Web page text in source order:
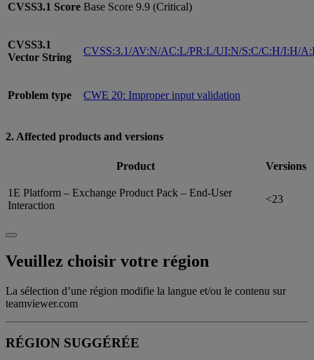
CVSS3.1 Score Base Score 9.9 (Critical)
CVSS3.1
Vector String
CVSS:3.1/AV:N/AC:L/PR:L/UI:N/S:C/C:H/I:H/
Problem type CWE 20: Improper input validation
2. Affected products and versions
Product Versions
1E Platform – Exchange Product Pack – End-User
Interaction
<23
Veuillez choisir votre région
La sélection d’une région modifie la langue et/ou le contenu sur
teamviewer.com
RÉGION SUGGÉRÉE